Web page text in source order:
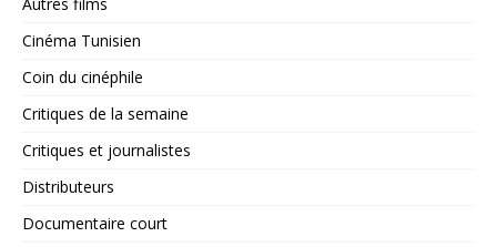
Cinéma Tunisien
Coin du cinéphile
Critiques de la semaine
Critiques et journalistes
Distributeurs
Documentaire court